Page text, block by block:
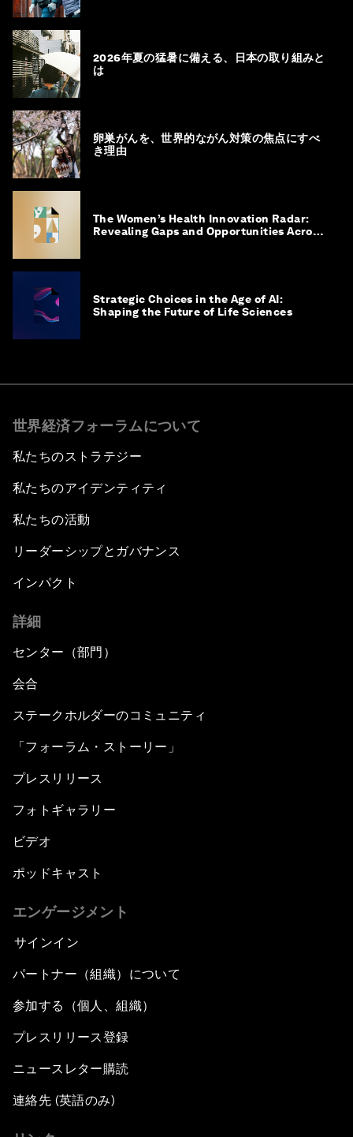
2026年夏の猛暑に備える、日本の取り組みと
は
卵巣がんを、世界的ながん対策の焦点にすべ
き理由
The Women’s Health Innovation Radar:
Revealing Gaps and Opportunities Across
Strategic Choices in the Age of AI:
Shaping the Future of Life Sciences
世界経済フォーラムについて
私たちのストラテジー
私たちのアイデンティティ
私たちの活動
リーダーシップとガバナンス
インパクト
詳細
センター（部門）
会合
ステークホルダーのコミュニティ
「フォーラム・ストーリー」
プレスリリース
フォトギャラリー
ビデオ
ポッドキャスト
エンゲージメント
サインイン
パートナー（組織）について
参加する（個人、組織）
プレスリリース登録
ニュースレター購読
連絡先 (英語のみ)